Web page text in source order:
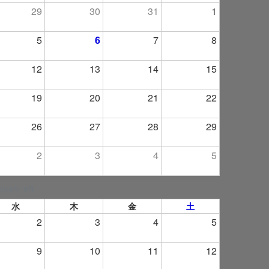
29 30 31 1
5 6 7 8
12 13 14 15
19 20 21 22
26 27 28 29
2 3 4 5
水 木 金 土
2 3 4 5
9 10 11 12